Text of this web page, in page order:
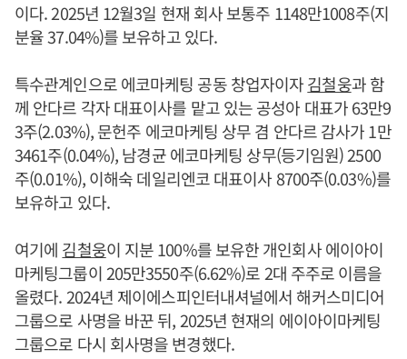
이다. 2025년 12월3일 현재 회사 보통주 1148만1008주(지
분율 37.04%)를 보유하고 있다.
특수관계인으로 에코마케팅 공동 창업자이자김철웅과 함
께 안다르 각자 대표이사를 맡고 있는 공성아 대표가 63만9
3주(2.03%), 문헌주 에코마케팅 상무 겸 안다르 감사가 1만
3461주(0.04%), 남경균 에코마케팅 상무(등기임원) 2500
주(0.01%), 이해숙 데일리엔코 대표이사 8700주(0.03%)를
보유하고 있다.
여기에 김철웅이 지분 100%를 보유한 개인회사 에이아이
마케팅그룹이 205만3550주(6.62%)로 2대 주주로 이름을
올렸다. 2024년 제이에스피인터내셔널에서 해커스미디어
그룹으로 사명을 바꾼 뒤, 2025년 현재의 에이아이마케팅
그룹으로 다시 회사명을 변경했다.